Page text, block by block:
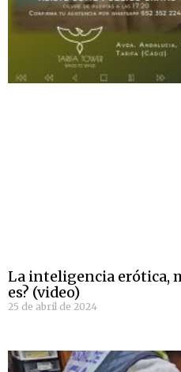
La inteligencia erótica,
es? (video)
25 de abril de 2024